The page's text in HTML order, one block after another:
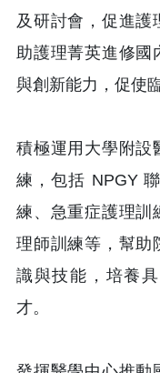
及研討會，促進護
助護理菁英進修國
與創新能力，促使
積極運用大學附設
練，包括 NPGY
練、急重症護理訓
理師訓練等，幫助
識與技能，培養
才。